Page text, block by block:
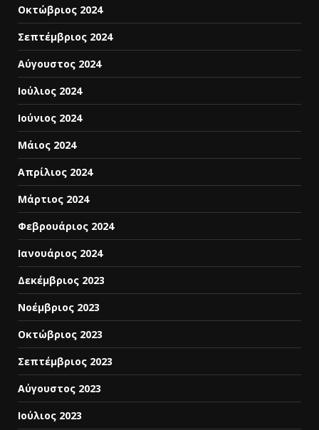
Οκτώβριος 2024
Σεπτέμβριος 2024
Αύγουστος 2024
Ιούλιος 2024
Ιούνιος 2024
Μάιος 2024
Απρίλιος 2024
Μάρτιος 2024
Φεβρουάριος 2024
Ιανουάριος 2024
Δεκέμβριος 2023
Νοέμβριος 2023
Οκτώβριος 2023
Σεπτέμβριος 2023
Αύγουστος 2023
Ιούλιος 2023